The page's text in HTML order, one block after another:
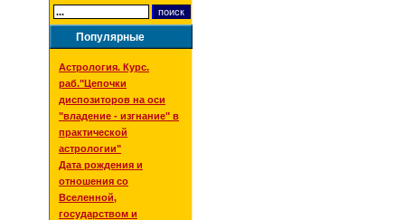
Популярные
Астрология. Курс.
раб."Цепочки
диспозиторов на оси
"владение - изгнание" в
практической
астрологии"
Дата рождения и
отношения со
Вселенной,
государством и